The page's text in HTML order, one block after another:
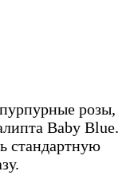
розы,
Baby Blue.
стандартную